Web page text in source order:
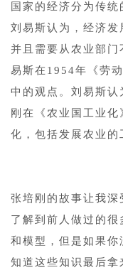
国家的经济分为传统
刘易斯认为，经济发
并且需要从农业部门
易斯在1954年《劳
中的观点。刘易斯
刚在《农业国工业
化，包括发展农业的
张培刚的故事让我深
了解到前人做过的
和模型，但是如果你
知道这些知识最后